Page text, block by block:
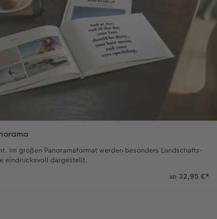
Im großen Panoramaformat werden besonders Landschafts-
eindrucksvoll dargestellt.
ab 32,95 €*